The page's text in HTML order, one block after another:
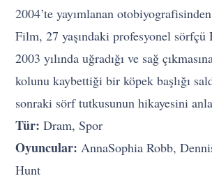
2004’te yayımlanan
Film, 27 yaşındaki profesyonel sörfçü
2003 yılında uğradığı ve sağ
kolunu kaybettiği bir köpek başlığı
sonraki sörf tutkusunun hikayesini
Tür: Dram, Spor
Oyuncular: AnnaSophia Robb,
Hunt